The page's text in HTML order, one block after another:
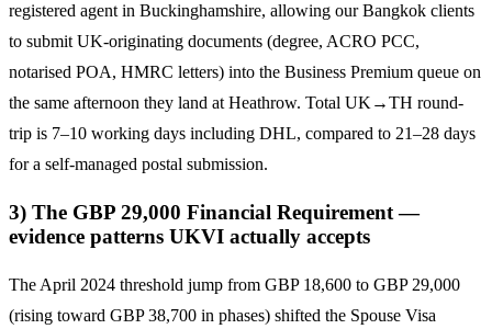
registered agent in Buckinghamshire, allowing our Bangkok clients
to submit UK-originating documents (degree, ACRO PCC,
notarised POA, HMRC letters) into the Business Premium queue on
the same afternoon they land at Heathrow. Total UK→TH round-
trip is 7–10 working days including DHL, compared to 21–28 days
for a self-managed postal submission.
3) The GBP 29,000 Financial Requirement —
evidence patterns UKVI actually accepts
The April 2024 threshold jump from GBP 18,600 to GBP 29,000
(rising toward GBP 38,700 in phases) shifted the Spouse Visa